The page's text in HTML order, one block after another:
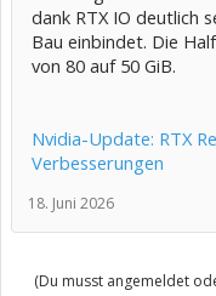
dank RTX IO deutlich
Bau einbindet. Die
von 80 auf 50 GiB.
Nvidia-Update: RTX
Verbesserungen
18. Juni 2026
(Du musst angemeldet